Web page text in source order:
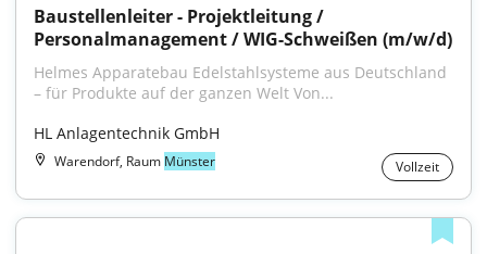
Baustellenleiter - Projektleitung /
Personalmanagement / WIG-Schweißen (m/w/d)
Helmes Apparatebau Edelstahlsysteme aus Deutschland
– für Produkte auf der ganzen Welt Von...
HL Anlagentechnik GmbH
Warendorf, Raum Münster Vollzeit